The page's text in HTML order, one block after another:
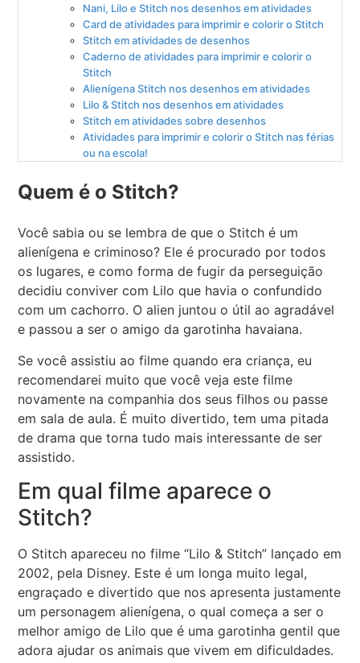
Nani, Lilo e Stitch nos desenhos em atividades
Card de atividades para imprimir e colorir o Stitch
Stitch em atividades de desenhos
Caderno de atividades para imprimir e colorir o
Stitch
Alienígena Stitch nos desenhos em atividades
Lilo & Stitch nos desenhos em atividades
Stitch em atividades sobre desenhos
Atividades para imprimir e colorir o Stitch nas férias
ou na escola!
Quem é o Stitch?
Você sabia ou se lembra de que o Stitch é um
alienígena e criminoso? Ele é procurado por todos
os lugares, e como forma de fugir da perseguição
decidiu conviver com Lilo que havia o confundido
com um cachorro. O alien juntou o útil ao agradável
e passou a ser o amigo da garotinha havaiana.
Se você assistiu ao filme quando era criança, eu
recomendarei muito que você veja este filme
novamente na companhia dos seus filhos ou passe
em sala de aula. É muito divertido, tem uma pitada
de drama que torna tudo mais interessante de ser
assistido.
Em qual filme aparece o
Stitch?
O Stitch apareceu no filme “Lilo & Stitch” lançado em
2002, pela Disney. Este é um longa muito legal,
engraçado e divertido que nos apresenta justamente
um personagem alienígena, o qual começa a ser o
melhor amigo de Lilo que é uma garotinha gentil que
adora ajudar os animais que vivem em dificuldades.